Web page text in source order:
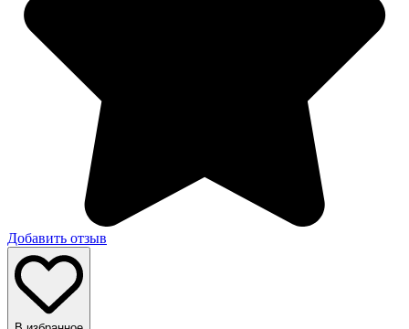
Добавить отзыв